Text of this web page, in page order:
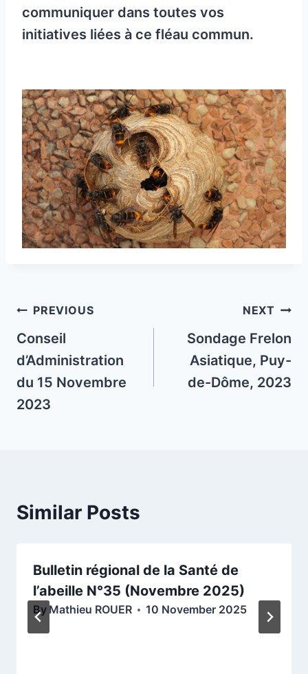
communiquer dans toutes vos
initiatives liées à ce fléau commun.
Post
navigation
PREVIOUS
Conseil
d’Administration
du 15 Novembre
2023
NEXT
Sondage Frelon
Asiatique, Puy-
de-Dôme, 2023
Similar Posts
Bulletin régional de la Santé de
l’abeille N°35 (Novembre 2025)
By Mathieu ROUER 10 November 2025